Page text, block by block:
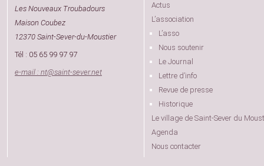
Les Nouveaux Troubadours
Maison Coubez
12370 Saint-Sever-du-Moustier
Tél : 05 65 99 97 97
e-mail : nt@saint-sever.net
Actus
L’association
L’asso
Nous soutenir
Le Journal
Lettre d’info
Revue de presse
Historique
Le village de Saint-Sever du
Agenda
Nous contacter